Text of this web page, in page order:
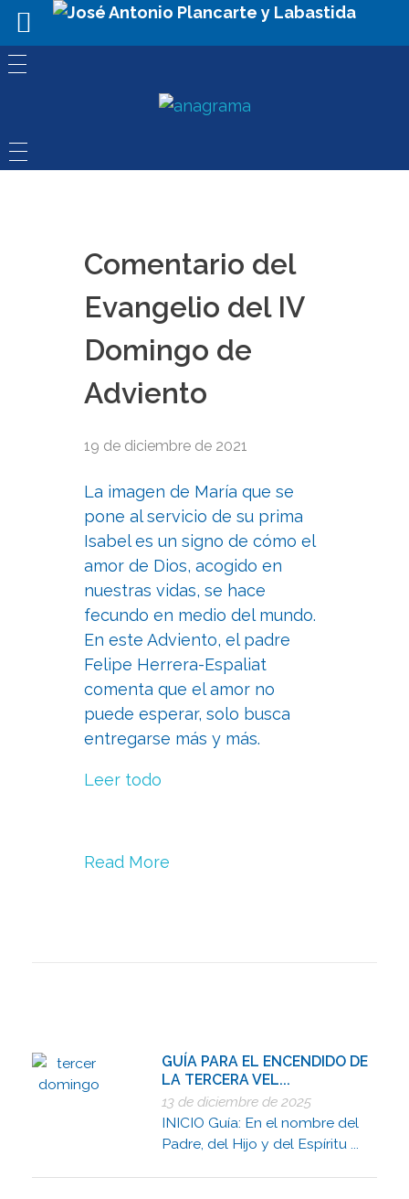
Comentario del
Evangelio del IV
Domingo de
Adviento
19 de diciembre de 2021
La imagen de María que se
pone al servicio de su prima
Isabel es un signo de cómo el
amor de Dios, acogido en
nuestras vidas, se hace
fecundo en medio del mundo.
En este Adviento, el padre
Felipe Herrera-Espaliat
comenta que el amor no
puede esperar, solo busca
entregarse más y más.
Leer todo
Read More
GUÍA PARA EL ENCENDIDO DE
LA TERCERA VEL...
13 de diciembre de 2025
INICIO Guía: En el nombre del
Padre, del Hijo y del Espíritu ...